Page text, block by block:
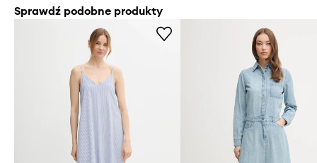
Sprawdź podobne produkty